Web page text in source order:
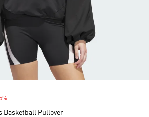
Basketball Pullover